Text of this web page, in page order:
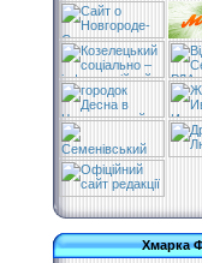
Хмарка